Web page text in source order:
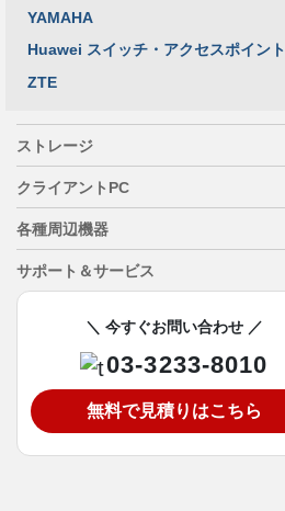
YAMAHA
Huawei スイッチ・アクセスポイント
ZTE
ストレージ
クライアントPC
各種周辺機器
サポート＆サービス
＼ 今すぐお問い合わせ ／
03-3233-8010
無料で見積りはこちら